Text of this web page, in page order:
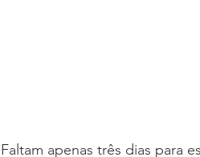
Faltam apenas três dias para